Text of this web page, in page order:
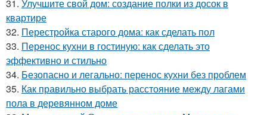
31. Улучшите свой дом: создание полки из досок в
квартире
32. Перестройка старого дома: как сделать пол
33. Перенос кухни в гостиную: как сделать это
эффективно и стильно
34. Безопасно и легально: перенос кухни без проблем
35. Как правильно выбрать расстояние между лагами
пола в деревянном доме